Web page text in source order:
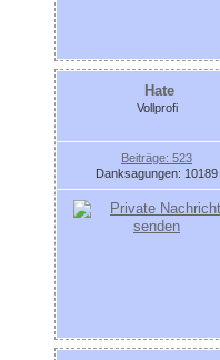
Hate
Vollprofi
Beiträge: 523
Danksagungen: 10189